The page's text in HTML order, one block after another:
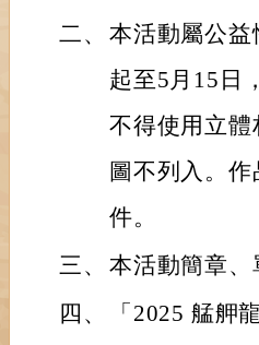
二、 本活動屬公
起至5月15日
不得使用立
圖不列入。
件。
三、 本活動簡章
四、
「2025 艋舺